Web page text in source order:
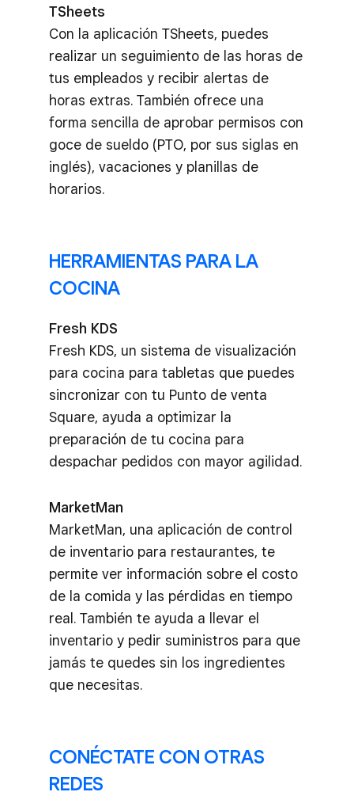
TSheets
Con la aplicación TSheets, puedes
realizar un seguimiento de las horas de
tus empleados y recibir alertas de
horas extras. También ofrece una
forma sencilla de aprobar permisos con
goce de sueldo (PTO, por sus siglas en
inglés), vacaciones y planillas de
horarios.
HERRAMIENTAS PARA LA
COCINA
Fresh KDS
Fresh KDS, un sistema de visualización
para cocina para tabletas que puedes
sincronizar con tu Punto de venta
Square, ayuda a optimizar la
preparación de tu cocina para
despachar pedidos con mayor agilidad.
MarketMan
MarketMan, una aplicación de control
de inventario para restaurantes, te
permite ver información sobre el costo
de la comida y las pérdidas en tiempo
real. También te ayuda a llevar el
inventario y pedir suministros para que
jamás te quedes sin los ingredientes
que necesitas.
CONÉCTATE CON OTRAS
REDES